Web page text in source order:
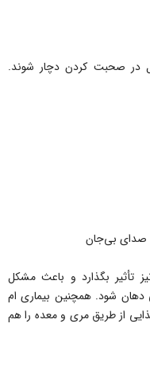
در صحبت کردن دچار شوند.
صدای بی‌جان
تأثیر بگذارد و باعث مشکل
شود. همچنین بیماری ام
از طریق مری و معده را هم